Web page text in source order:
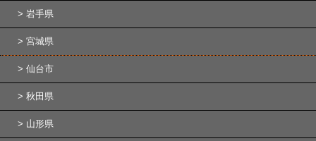
岩手県
宮城県
仙台市
秋田県
山形県